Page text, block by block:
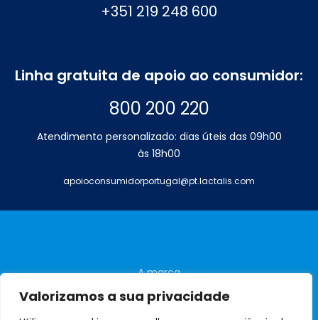
Valorizamos a sua privacidade
+351 219 248 600
Linha gratuita de apoio ao consumidor:
800 200 220
Atendimento personalizado: dias úteis das 09h00
às 18h00
apoioconsumidorportugal@pt.lactalis.com
A marca
Perguntas frequentes
Contactos